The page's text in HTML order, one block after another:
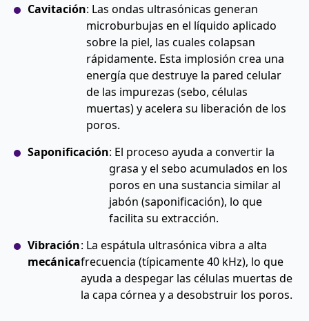
Cavitación: Las ondas ultrasónicas generan
microburbujas en el líquido aplicado
sobre la piel, las cuales colapsan
rápidamente. Esta implosión crea una
energía que destruye la pared celular
de las impurezas (sebo, células
muertas) y acelera su liberación de los
poros.
Saponificación: El proceso ayuda a convertir la
grasa y el sebo acumulados en los
poros en una sustancia similar al
jabón (saponificación), lo que
facilita su extracción.
Vibración
mecánica
: La espátula ultrasónica vibra a alta
frecuencia (típicamente 40 kHz), lo que
ayuda a despegar las células muertas de
la capa córnea y a desobstruir los poros.